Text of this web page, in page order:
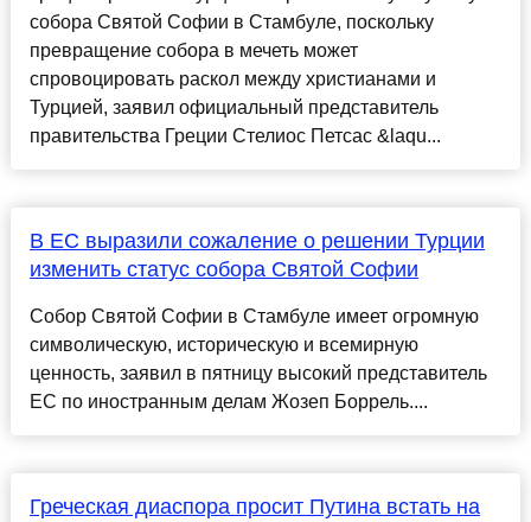
собора Святой Софии в Стамбуле, поскольку
превращение собора в мечеть может
спровоцировать раскол между христианами и
Турцией, заявил официальный представитель
правительства Греции Стелиос Петсас &laqu...
В ЕС выразили сожаление о решении Турции
изменить статус собора Святой Софии
Собор Святой Софии в Стамбуле имеет огромную
символическую, историческую и всемирную
ценность, заявил в пятницу высокий представитель
ЕС по иностранным делам Жозеп Боррель....
Греческая диаспора просит Путина встать на